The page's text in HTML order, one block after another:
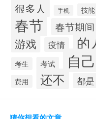
很多人 手机 技能
春节 春节期间
游戏 疫情 的
考生 考试 自
费用 还不 都是